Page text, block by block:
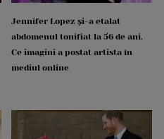
Jennifer Lopez și-a etalat
abdomenul tonifiat la 56 de ani.
Ce imagini a postat artista în
mediul online